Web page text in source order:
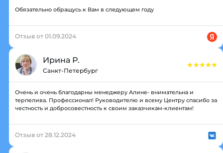
Обязательно обращусь к Вам в следующем году
Отзыв от 01.09.2024
Ирина Р.
Санкт-Петербург
Очень и очень благодарны менеджеру Алине- внимательна и
терпелива. Профессионал! Руководителю и всему Центру спасибо за
честность и добросовестность к своим заказчикам-клиентам!
Отзыв от 28.12.2024